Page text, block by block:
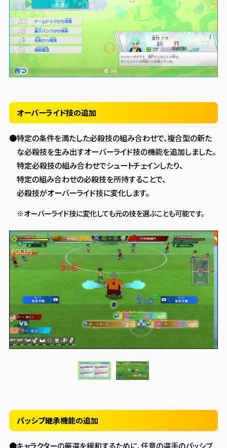
オーバーライド技の追加
●特定の条件を満たした必殺技の組み合わせで、複合型の新た
な必殺技を生み出すオーバーライド技の機能を追加しました。
特定必殺技の組み合わせでシュートチェインしたり、
特定の組み合わせの必殺技を所持することで、
必殺技がオーバーライド技に変化します。
※オーバーライド技に変化しても元の技を選ぶことも可能です。
パッシブ継承機能の追加
●キャラクターの厳選を緩和するために、任意の選手のパッシブ